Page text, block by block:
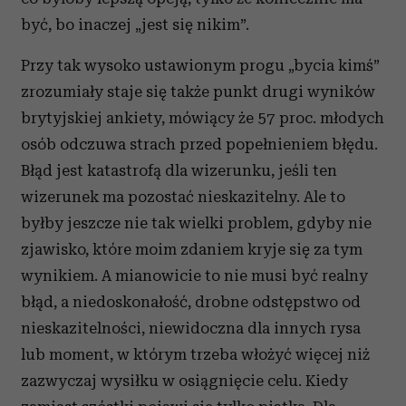
być, bo inaczej „jest się nikim”.
Przy tak wysoko ustawionym progu „bycia kimś”
zrozumiały staje się także punkt drugi wyników
brytyjskiej ankiety, mówiący że 57 proc. młodych
osób odczuwa strach przed popełnieniem błędu.
Błąd jest katastrofą dla wizerunku, jeśli ten
wizerunek ma pozostać nieskazitelny. Ale to
byłby jeszcze nie tak wielki problem, gdyby nie
zjawisko, które moim zdaniem kryje się za tym
wynikiem. A mianowicie to nie musi być realny
błąd, a niedoskonałość, drobne odstępstwo od
nieskazitelności, niewidoczna dla innych rysa
lub moment, w którym trzeba włożyć więcej niż
zazwyczaj wysiłku w osiągnięcie celu. Kiedy